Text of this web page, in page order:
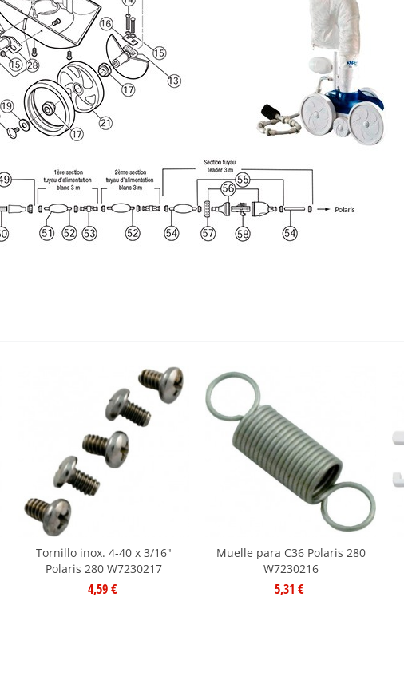
Tornillo inox. 4-40 x 3/16"
Polaris 280 W7230217
4,59 €
Muelle para C36 Polaris 280
W7230216
5,31 €